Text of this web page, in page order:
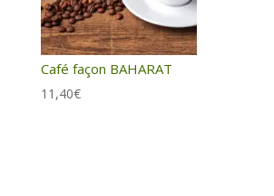
Café façon BAHARAT
11,40€